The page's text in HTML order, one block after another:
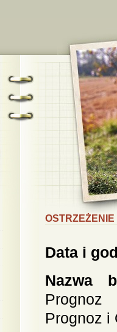
Data i
Nazwa
Prognoz
Prognoz i